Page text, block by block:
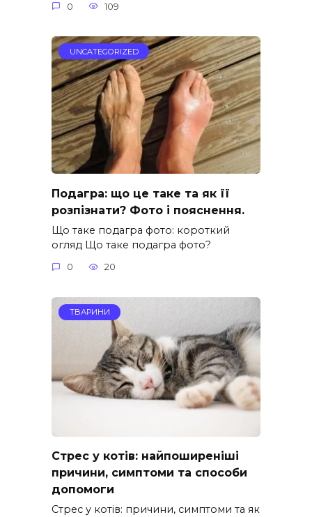
0 109
UNCATEGORIZED
Подагра: що це таке та як її
розпізнати? Фото і пояснення.
Що таке подагра фото: короткий
огляд Що таке подагра фото?
0 20
ТВАРИНИ
Стрес у котів: найпоширеніші
причини, симптоми та способи
допомоги
Стрес у котів: причини, симптоми та як